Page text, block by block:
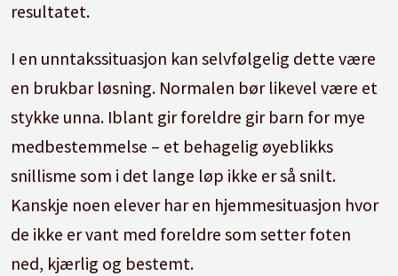
resultatet.
I en unntakssituasjon kan selvfølgelig dette være
en brukbar løsning. Normalen bør likevel være et
stykke unna. Iblant gir foreldre gir barn for mye
medbestemmelse – et behagelig øyeblikks
snillisme som i det lange løp ikke er så snilt.
Kanskje noen elever har en hjemmesituasjon hvor
de ikke er vant med foreldre som setter foten
ned, kjærlig og bestemt.